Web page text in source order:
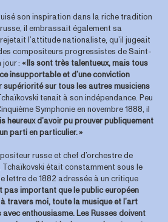
son inspiration dans la riche tradition
il embrassait également sa
l’attitude nationaliste, qu’il jugeait
compositeurs progressistes de Saint-
: « Ils sont très talentueux, mais tous
insupportable et d’une conviction
supériorité sur tous les autres musiciens
tenait à son indépendance. Peu
Symphonie en novembre 1888, il
heureux d’avoir pu prouver publiquement
parti en particulier. »
russe et chef d’orchestre de
était constamment sous le
lettre de 1882 adressée à un critique
pas important que le public européen
travers moi, toute la musique et l’art
enthousiasme. Les Russes doivent